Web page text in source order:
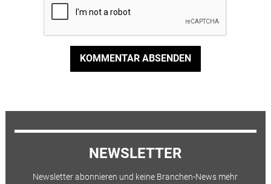
KOMMENTAR ABSENDEN
NEWSLETTER
Newsletter abonnieren und keine Branchen-News mehr